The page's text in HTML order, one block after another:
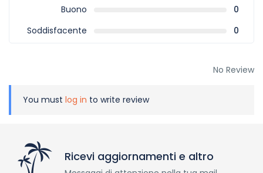
Buono
0
Soddisfacente
0
No Review
You must log in to write review
Ricevi aggiornamenti e altro